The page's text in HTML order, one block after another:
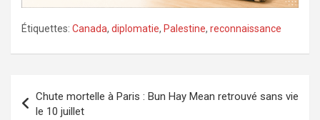
Étiquettes: Canada, diplomatie, Palestine, reconnaissance
de
Chute mortelle à Paris : Bun Hay Mean retrouvé sans vie
le 10 juillet